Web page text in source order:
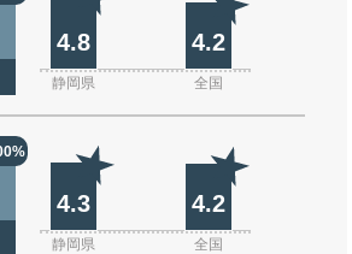
4.8 4.2
静岡県 全国
4.3 4.2
静岡県 全国